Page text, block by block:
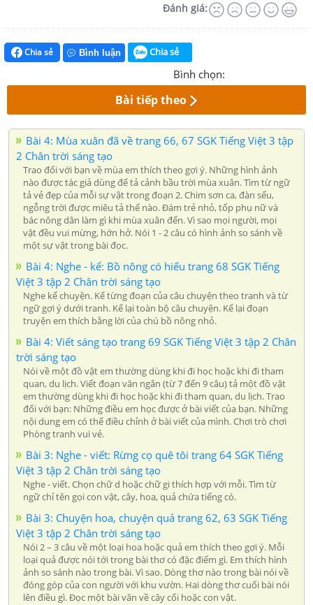
Đánh giá:
Chia sẻ Bình luận Chia sẻ
Bình chọn:
Bài tiếp theo
Bài 4: Mùa xuân đã về trang 66, 67 SGK Tiếng Việt 3 tập
2 Chân trời sáng tạo
Trao đổi với bạn về mùa em thích theo gợi ý. Những hình ảnh
nào được tác giả dùng để tả cảnh bầu trời mùa xuân. Tìm từ ngữ
tả vẻ đẹp của mỗi sự vật trong đoạn 2. Chim sơn ca, đàn sếu,
ngỗng trời được miêu tả thế nào. Đám trẻ nhỏ, tốp phụ nữ và
bác nông dân làm gì khi mùa xuân đến. Vì sao mọi người, mọi
vật đều vui mừng, hớn hở. Nói 1 - 2 câu có hình ảnh so sánh về
một sự vật trong bài đọc.
Bài 4: Nghe - kể: Bồ nông có hiếu trang 68 SGK Tiếng
Việt 3 tập 2 Chân trời sáng tạo
Nghe kể chuyện. Kể từng đoạn của câu chuyện theo tranh và từ
ngữ gợi ý dưới tranh. Kể lại toàn bộ câu chuyện. Kể lại đoạn
truyện em thích bằng lời của chú bồ nông nhỏ.
Bài 4: Viết sáng tạo trang 69 SGK Tiếng Việt 3 tập 2 Chân
trời sáng tạo
Nói về một đồ vật em thường dùng khi đi học hoặc khi đi tham
quan, du lịch. Viết đoạn văn ngắn (từ 7 đến 9 câu) tả một đồ vật
em thường dùng khi đi học hoặc khi đi tham quan, du lịch. Trao
đổi với bạn: Những điều em học được ở bài viết của bạn. Những
nội dung em có thể điều chỉnh ở bài viết của mình. Chơi trò chơi
Phòng tranh vui vẻ.
Bài 3: Nghe - viết: Rừng cọ quê tôi trang 64 SGK Tiếng
Việt 3 tập 2 Chân trời sáng tạo
Nghe - viết. Chọn chữ d hoặc chữ gi thích hợp với mỗi. Tìm từ
ngữ chỉ tên gọi con vật, cây, hoa, quả chứa tiếng có.
Bài 3: Chuyện hoa, chuyện quả trang 62, 63 SGK Tiếng
Việt 3 tập 2 Chân trời sáng tạo
Nói 2 – 3 câu về một loại hoa hoặc quả em thích theo gợi ý. Mỗi
loại quả được nói tới trong bài thơ có đặc điểm gì. Em thích hình
ảnh so sánh nào trong bài. Vì sao. Dòng thơ nào trong bài nói về
đóng góp của con người với khu vườn. Hai dòng thơ cuối bài nói
lên điều gì. Đọc một bài văn về cây cối hoặc con vật.